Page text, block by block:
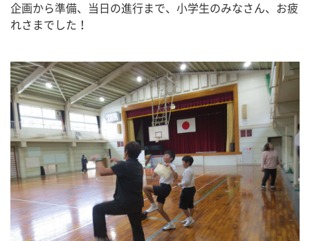
企画から準備、当日の進行まで、小学生のみなさん、お疲
れさまでした！